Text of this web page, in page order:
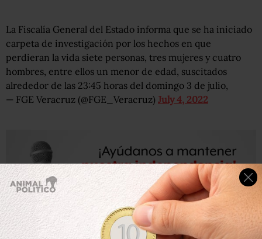
La Fiscalía General del Estado informa que se ha iniciado
carpeta de investigación por los hechos en que
perdieran la vida siete personas, tres mujeres y cuatro
hombres, entre ellos un menor de edad, suscitados
alrededor de las 23:45 horas del domingo 3 de julio,
— FGE Veracruz (@FGE_Veracruz) July 4, 2022